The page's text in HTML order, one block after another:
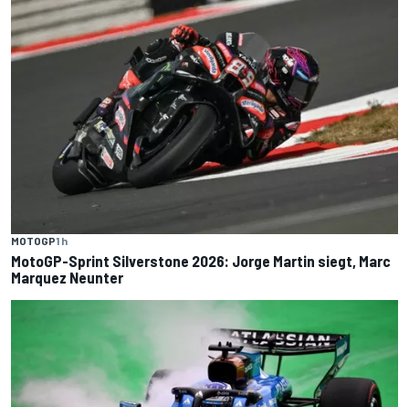
MOTOGP1 h
MotoGP-Sprint Silverstone 2026: Jorge Martin siegt, Marc
Marquez Neunter